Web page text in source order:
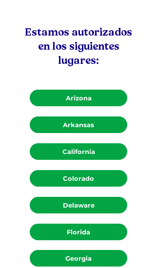
Estamos autorizados
en los siguientes
lugares:
Arizona
Arkansas
California
Colorado
Delaware
Florida
Georgia